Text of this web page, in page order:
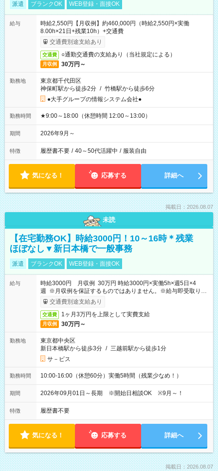
派遣 ブランクOK WEB登録・面接OK
給与
時給2,550円【月収例】約460,000円（時給2,550円×実働
8.00h×21日+残業10h）+交通費
交通費別途支給あり
交通費 ○通勤交通費の支給あり（当社規定による）
月収例 30万円～
勤務地
東京都千代田区
神保町駅から徒歩2分 / 竹橋駅から徒歩6分
●大手グループの情報システム会社●
勤務時間 ★9:00～18:00（休憩時間 12:00～13:00）
期間 2026年9月～
特徴 履歴書不要 / 40～50代活躍中 / 服装自由
気になる！ 応募する 詳細へ
掲載日：2026.08.07
未読
【在宅勤務OK】時給3000円！10～16時＊残業
ほぼなし▼新日本橋で一般事務
派遣 ブランクOK WEB登録・面接OK
給与
時給3000円 月収例 30万円 時給3000円×実働5h×週5日×4
週 ※月収例を保証するものではありません。※給与即受取りサ
ービス利用可（利用条件有）
交通費別途支給あり
交通費 1ヶ月3万円を上限として実費支給
月収例 30万円～
勤務地
東京都中央区
新日本橋駅から徒歩3分 / 三越前駅から徒歩1分
サ－ビス
勤務時間 10:00-16:00（休憩60分）実働5時間（残業少なめ！）
期間 2026年09月01日～長期 ※開始日相談OK ※9月～！
特徴 履歴書不要
気になる！ 応募する 詳細へ
掲載日：2026.08.07